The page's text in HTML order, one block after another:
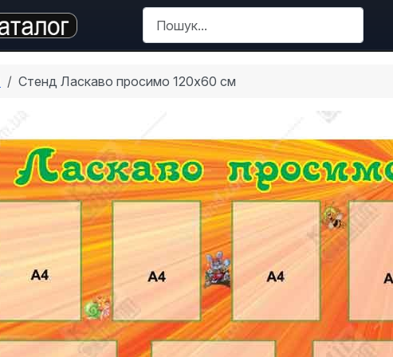
Стенд Ласкаво просимо 120х60 см